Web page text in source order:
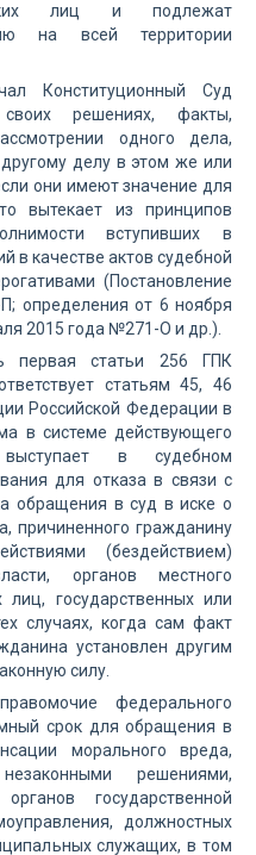
лиц и подлежат
на всей территории
Конституционный Суд
решениях, факты,
одного дела,
делу в этом же или
они имеют значение для
вытекает из принципов
вступивших в
в качестве актов судебной
(Постановление
определения от 6 ноября
2015 года №271-О и др.).
первая статьи 256 ГПК
статьям 45, 46
Российской Федерации в
в системе действующего
выступает в судебном
для отказа в связи с
обращения в суд в иске о
причиненного гражданину
(бездействием)
органов местного
лиц, государственных или
случаях, когда сам факт
установлен другим
силу.
федерального
срок для обращения в
морального вреда,
решениями,
государственной
должностных
служащих, в том